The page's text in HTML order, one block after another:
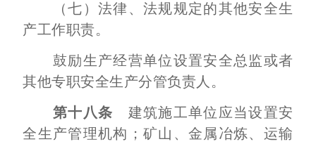
（七）法律、法规规定的其他安全生
产工作职责。
鼓励生产经营单位设置安全总监或者
其他专职安全生产分管负责人。
第十八条 建筑施工单位应当设置安
全生产管理机构；矿山、金属冶炼、运输